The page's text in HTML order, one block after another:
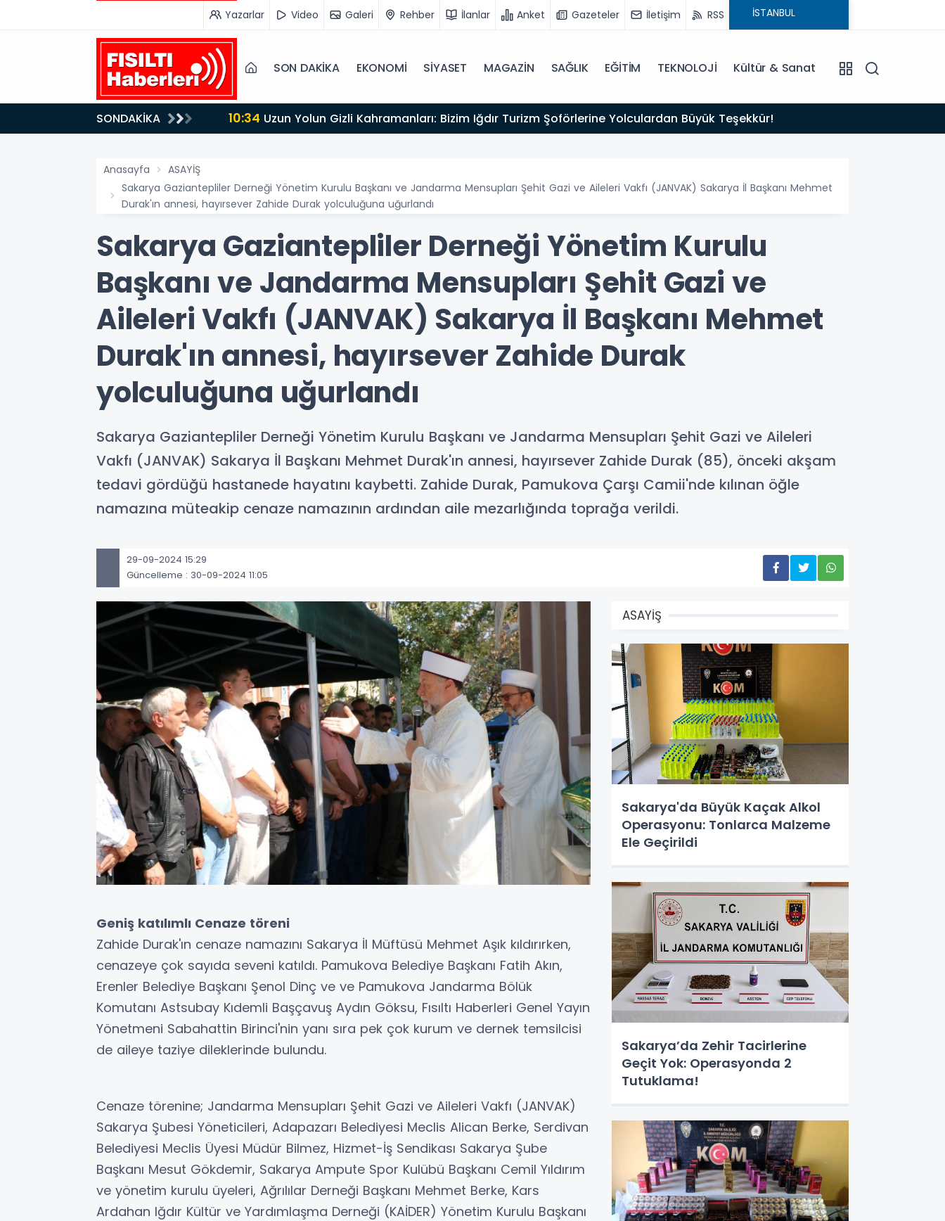
Yazarlar Video Galeri Rehber İlanlar Anket Gazeteler İletişim RSS
SON DAKİKA EKONOMİ SİYASET MAGAZİN SAĞLIK EĞİTİM TEKNOLOJİ Kültür & Sanat
SONDAKİKA 10:34 Uzun Yolun Gizli Kahramanları: Bizim Iğdır Turizm Şoförlerine Yolculardan Büyük Teşekkür!
Anasayfa
ASAYİŞ
Sakarya Gaziantepliler Derneği Yönetim Kurulu Başkanı ve Jandarma Mensupları Şehit Gazi ve Aileleri Vakfı (JANVAK) Sakarya İl Başkanı Mehmet
Durak'ın annesi, hayırsever Zahide Durak yolculuğuna uğurlandı
Sakarya Gaziantepliler Derneği Yönetim Kurulu
Başkanı ve Jandarma Mensupları Şehit Gazi ve
Aileleri Vakfı (JANVAK) Sakarya İl Başkanı Mehmet
Durak'ın annesi, hayırsever Zahide Durak
yolculuğuna uğurlandı
Sakarya Gaziantepliler Derneği Yönetim Kurulu Başkanı ve Jandarma Mensupları Şehit Gazi ve Aileleri
Vakfı (JANVAK) Sakarya İl Başkanı Mehmet Durak'ın annesi, hayırsever Zahide Durak (85), önceki akşam
tedavi gördüğü hastanede hayatını kaybetti. Zahide Durak, Pamukova Çarşı Camii'nde kılınan öğle
namazına müteakip cenaze namazının ardından aile mezarlığında toprağa verildi.
29-09-2024 15:29
Güncelleme : 30-09-2024 11:05
Geniş katılımlı Cenaze töreni
Zahide Durak'ın cenaze namazını Sakarya İl Müftüsü Mehmet Aşık kıldırırken,
cenazeye çok sayıda seveni katıldı. Pamukova Belediye Başkanı Fatih Akın,
Erenler Belediye Başkanı Şenol Dinç ve ve Pamukova Jandarma Bölük
Komutanı Astsubay Kıdemli Başçavuş Aydın Göksu, Fısıltı Haberleri Genel Yayın
Yönetmeni Sabahattin Birinci'nin yanı sıra pek çok kurum ve dernek temsilcisi
de aileye taziye dileklerinde bulundu.
Cenaze törenine; Jandarma Mensupları Şehit Gazi ve Aileleri Vakfı (JANVAK)
Sakarya Şubesi Yöneticileri, Adapazarı Belediyesi Meclis Alican Berke, Serdivan
Belediyesi Meclis Üyesi Müdür Bilmez, Hizmet-İş Sendikası Sakarya Şube
Başkanı Mesut Gökdemir, Sakarya Ampute Spor Kulübü Başkanı Cemil Yıldırım
ve yönetim kurulu üyeleri, Ağrılılar Derneği Başkanı Mehmet Berke, Kars
Ardahan Iğdır Kültür ve Yardımlaşma Derneği (KAİDER) Yönetim Kurulu Başkanı
ASAYİŞ
Sakarya'da Büyük Kaçak Alkol
Operasyonu: Tonlarca Malzeme
Ele Geçirildi
Sakarya’da Zehir Tacirlerine
Geçit Yok: Operasyonda 2
Tutuklama!